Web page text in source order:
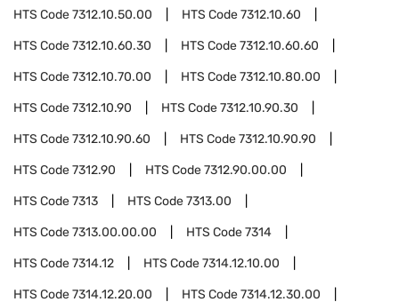
HTS Code7312.10.50.00 HTS Code7312.10.60
HTS Code7312.10.60.30 HTS Code7312.10.60.60
HTS Code7312.10.70.00 HTS Code7312.10.80.00
HTS Code7312.10.90 HTS Code7312.10.90.30
HTS Code7312.10.90.60 HTS Code7312.10.90.90
HTS Code7312.90 HTS Code7312.90.00.00
HTS Code7313 HTS Code7313.00
HTS Code7313.00.00.00 HTS Code7314
HTS Code7314.12 HTS Code7314.12.10.00
HTS Code7314.12.20.00 HTS Code7314.12.30.00